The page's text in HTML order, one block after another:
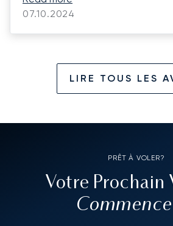
07.10.2024
LIRE TOUS LES
PRÊT À VOLER?
Votre Prochain